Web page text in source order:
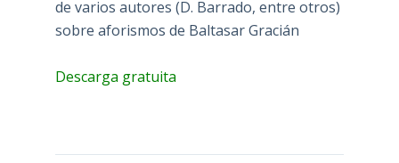
de varios autores (D. Barrado, entre otros)
sobre aforismos de Baltasar Gracián
Descarga gratuita